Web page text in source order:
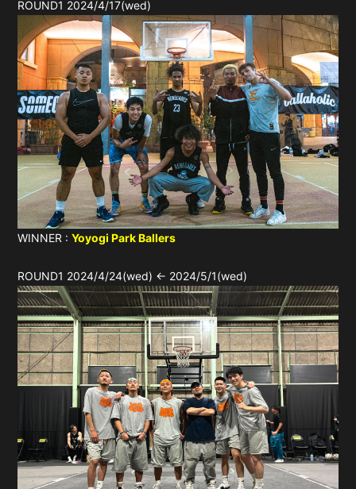
ROUND1 2024/4/17(wed)
WINNER :Yoyogi Park Ballers
ROUND1 2024/4/24(wed) ← 2024/5/1(wed)